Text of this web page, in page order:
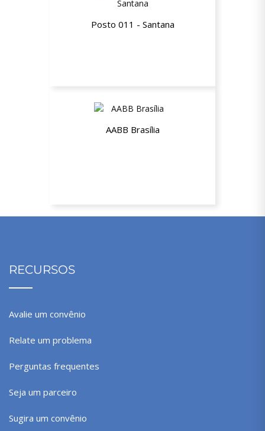
Posto 011 - Santana
AABB Brasília
RECURSOS
Avalie um convênio
Relate um problema
Perguntas frequentes
Seja um parceiro
Sugira um convênio